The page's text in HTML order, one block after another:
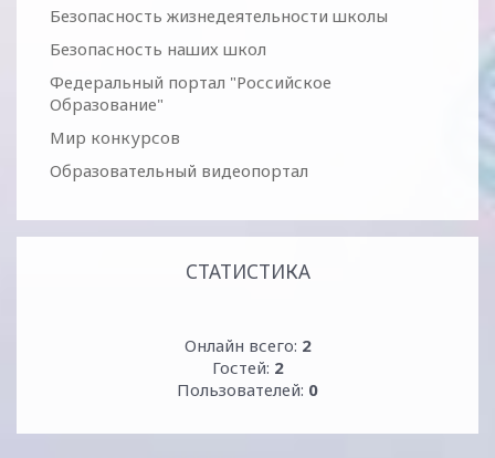
Безопасность жизнедеятельности школы
Безопасность наших школ
Федеральный портал "Российское
Образование"
Мир конкурсов
Образовательный видеопортал
СТАТИСТИКА
Онлайн всего: 2
Гостей: 2
Пользователей: 0